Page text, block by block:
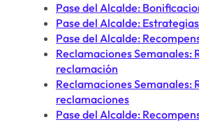
Pase del Alcalde:
Pase del Alcalde:
Pase del Alcalde:
Reclamaciones Semanales:
reclamación
Reclamaciones Semanales:
reclamaciones
Pase del Alcalde: